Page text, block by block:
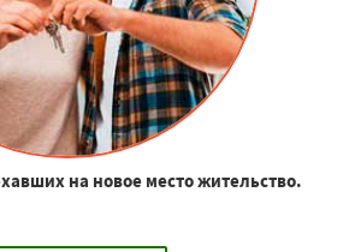
на новое место жительство.